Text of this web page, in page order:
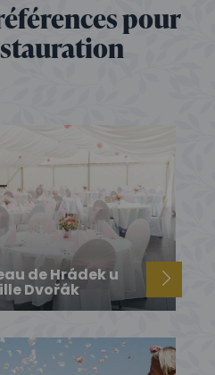
pour
de Hrádek u
Dvořák